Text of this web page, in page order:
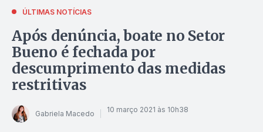
ÚLTIMAS NOTÍCIAS
Após denúncia, boate no Setor
Bueno é fechada por
descumprimento das medidas
restritivas
Gabriela Macedo 10 março 2021 às 10h38